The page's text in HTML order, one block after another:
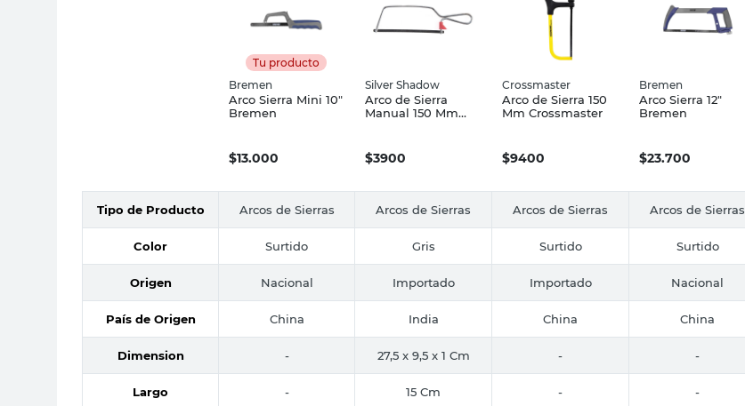
Tu producto
Bremen
Arco Sierra Mini 10"
Bremen
$13.000
Silver Shadow
Arco de Sierra
Manual 150 Mm
$3900
Crossmaster
Arco de Sierra 150
Mm Crossmaster
$9400
Bremen
Arco Sierra 12"
Bremen
$23.700
Tipo de Producto Arcos de Sierras Arcos de Sierras Arcos de Sierras Arcos de Sierras
Color Surtido Gris Surtido Surtido
Origen Nacional Importado Importado Nacional
País de Origen China India China China
Dimension - 27,5 x 9,5 x 1 Cm - -
Largo - 15 Cm - -